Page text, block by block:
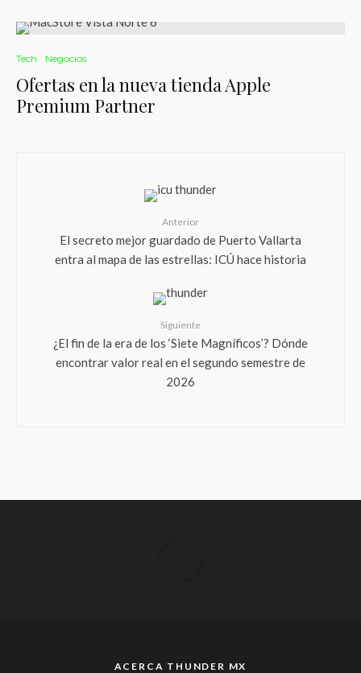
Tech Negocios
Ofertas en la nueva tienda Apple
Premium Partner
Anterior
El secreto mejor guardado de Puerto Vallarta
entra al mapa de las estrellas: ICÚ hace historia
Siguiente
¿El fin de la era de los ‘Siete Magníficos’? Dónde
encontrar valor real en el segundo semestre de
2026
ACERCA THUNDER MX